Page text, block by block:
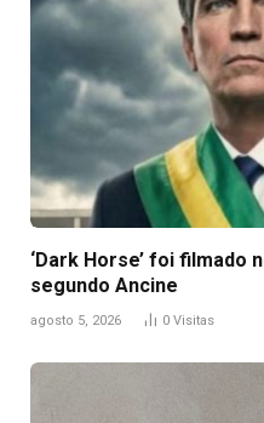
‘Dark Horse’ foi filmado
segundo Ancine
agosto 5, 2026 0 Visitas